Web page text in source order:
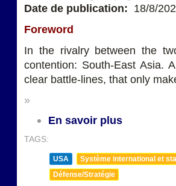
Date de publication: 18/8/
Foreword
In the rivalry between the
contention: South-East Asia.
clear battle-lines, that only
»
En savoir plus
TAGS:
USA
Système international et
Défense/Stratégie